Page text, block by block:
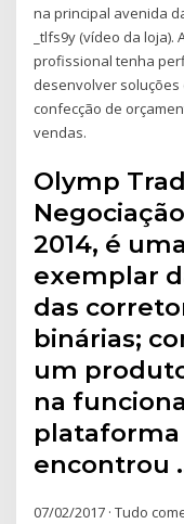
na principal avenida
_tlfs9y (vídeo da
profissional tenha
desenvolver soluções
confecção de
vendas.
Olymp
2014, é
exemplar
das
binárias;
um
na
plataforma
encontrou
07/02/2017 · Tudo